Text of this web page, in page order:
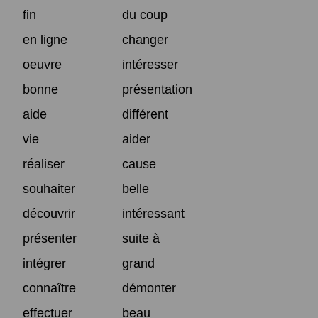
fin
du coup
en ligne
changer
oeuvre
intéresser
bonne
présentation
aide
différent
vie
aider
réaliser
cause
souhaiter
belle
découvrir
intéressant
présenter
suite à
intégrer
grand
connaître
démonter
effectuer
beau